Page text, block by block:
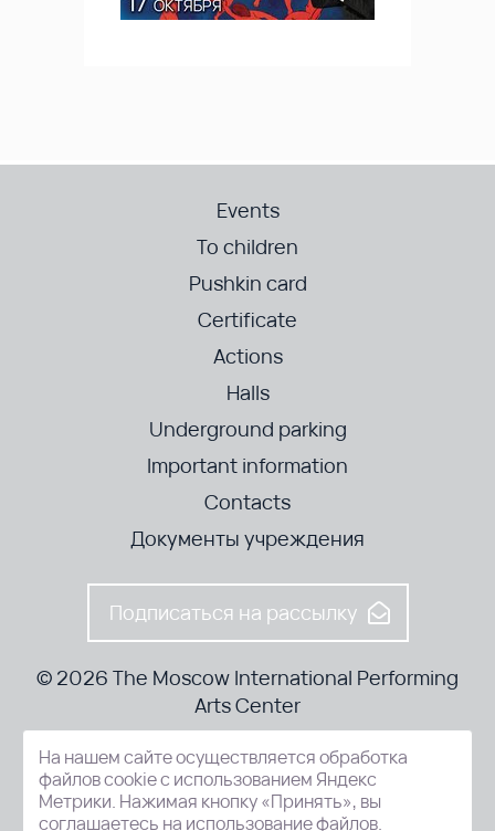
Events
To children
Pushkin card
Certificate
Actions
Halls
Underground parking
Important information
Contacts
Документы учреждения
Подписаться на рассылку
© 2026 The Moscow International Performing
Arts Center
52-8, Kosmodamianskaya nab., Moscow, 115054, Russia
На нашем сайте осуществляется обработка
файлов cookie с использованием Яндекс
Метрики. Нажимая кнопку «Принять», вы
соглашаетесь на использование файлов.